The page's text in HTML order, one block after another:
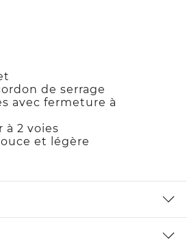
de serrage
avec fermeture à
à 2 voies
et légère